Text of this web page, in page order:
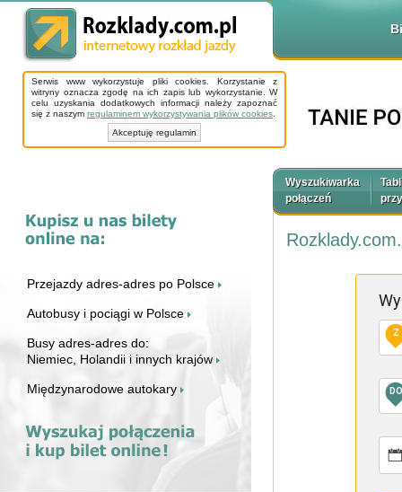
Serwis www wykorzystuje pliki cookies. Korzystanie z
witryny oznacza zgodę na ich zapis lub wykorzystanie. W
celu uzyskania dodatkowych informacji należy zapoznać
się z naszym regulaminem wykorzystywania plików cookies
Akceptuję regulamin
Przejazdy adres-adres po Polsce
Autobusy i pociągi w Polsce
Busy adres-adres do:
Niemiec, Holandii i innych krajów
Międzynarodowe autokary
Wyszukiwarka
połączeń
Z
DO